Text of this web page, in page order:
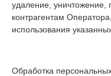
удаление, уничтожение,
контрагентам
использования
Обработка